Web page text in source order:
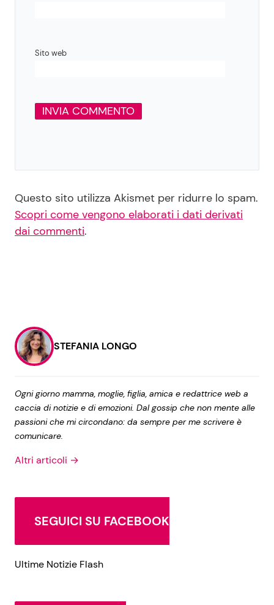
Sito web
Questo sito utilizza Akismet per ridurre lo spam.
Scopri come vengono elaborati i dati derivati
dai commenti.
STEFANIA LONGO
Ogni giorno mamma, moglie, figlia, amica e redattrice web a
caccia di notizie e di emozioni. Dal gossip che non mente alle
passioni che mi circondano: da sempre per me scrivere è
comunicare.
Altri articoli →
SEGUICI SU FACEBOOK
Ultime Notizie Flash